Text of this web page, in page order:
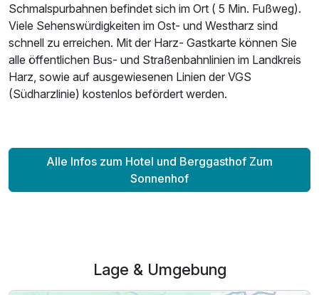
Schmalspurbahnen befindet sich im Ort ( 5 Min. Fußweg).
Viele Sehenswürdigkeiten im Ost- und Westharz sind
schnell zu erreichen. Mit der Harz- Gastkarte können Sie
alle öffentlichen Bus- und Straßenbahnlinien im Landkreis
Harz, sowie auf ausgewiesenen Linien der VGS
(Südharzlinie) kostenlos befördert werden.
Alle Infos zum Hotel und Berggasthof Zum
Sonnenhof
Lage & Umgebung